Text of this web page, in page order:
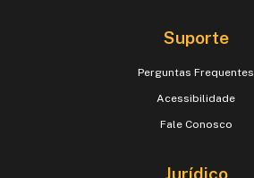
Suporte
Perguntas Frequentes
Acessibilidade
Fale Conosco
Jurídico